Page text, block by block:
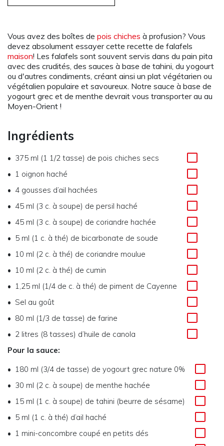
Vous avez des boîtes de pois chiches à profusion? Vous
devez absolument essayer cette recette de falafels
maison! Les falafels sont souvent servis dans du pain pita
avec des crudités, des sauces à base de tahini, du yogourt
ou d'autres condiments, créant ainsi un plat végétarien ou
végétalien populaire et savoureux. Notre sauce à base de
yogourt grec et de menthe devrait vous transporter au au
Moyen-Orient !
Ingrédients
375 ml (1 1/2 tasse) de pois chiches secs
1 oignon haché
4 gousses d’ail hachées
45 ml (3 c. à soupe) de persil haché
45 ml (3 c. à soupe) de coriandre hachée
5 ml (1 c. à thé) de bicarbonate de soude
10 ml (2 c. à thé) de coriandre moulue
10 ml (2 c. à thé) de cumin
1,25 ml (1/4 de c. à thé) de piment de Cayenne
Sel au goût
80 ml (1/3 de tasse) de farine
2 litres (8 tasses) d’huile de canola
Pour la sauce:
180 ml (3/4 de tasse) de yogourt grec nature 0%
30 ml (2 c. à soupe) de menthe hachée
15 ml (1 c. à soupe) de tahini (beurre de sésame)
5 ml (1 c. à thé) d’ail haché
1 mini-concombre coupé en petits dés